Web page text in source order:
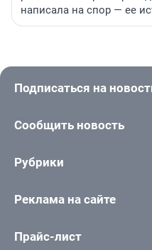
написала на спор — ее
Подписаться на
Сообщить новость
Рубрики
Реклама на сайте
Прайс-лист